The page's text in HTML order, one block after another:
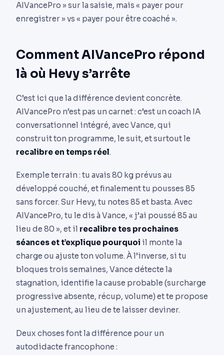
AIVancePro » sur la saisie, mais « payer pour
enregistrer » vs « payer pour être coaché ».
Comment AIVancePro répond
là où Hevy s’arrête
C’est ici que la différence devient concrète.
AIVancePro n’est pas un carnet : c’est un coach IA
conversationnel intégré, avec Vance, qui
construit ton programme, le suit, et surtout le
recalibre en temps réel.
Exemple terrain : tu avais 80 kg prévus au
développé couché, et finalement tu pousses 85
sans forcer. Sur Hevy, tu notes 85 et basta. Avec
AIVancePro, tu le dis à Vance, « j’ai poussé 85 au
lieu de 80 », et il recalibre tes prochaines
séances et t’explique pourquoi il monte la
charge ou ajuste ton volume. À l’inverse, si tu
bloques trois semaines, Vance détecte la
stagnation, identifie la cause probable (surcharge
progressive absente, récup, volume) et te propose
un ajustement, au lieu de te laisser deviner.
Deux choses font la différence pour un
autodidacte francophone :